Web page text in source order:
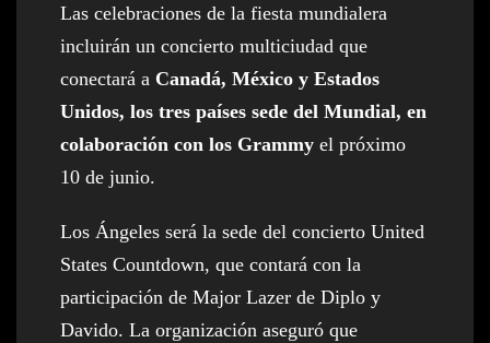
Las celebraciones de la fiesta mundialera
incluirán un concierto multiciudad que
conectará a Canadá, México y Estados
Unidos, los tres países sede del Mundial, en
colaboración con los Grammy el próximo
10 de junio.
Los Ángeles será la sede del concierto United
States Countdown, que contará con la
participación de Major Lazer de Diplo y
Davido. La organización aseguró que